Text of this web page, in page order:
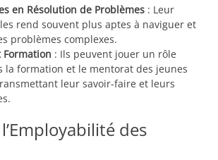
en Résolution de Problèmes : Leur
rend souvent plus aptes à naviguer et
problèmes complexes.
: Ils peuvent jouer un rôle
la formation et le mentorat des jeunes
leur savoir-faire et leurs
des